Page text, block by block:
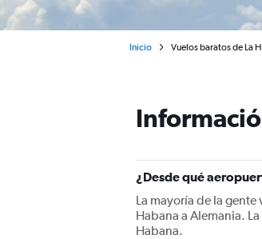
Inicio Vuelos baratos de La
¿Desde qué
La mayoría de la gente
Habana a Alemania.
Habana.